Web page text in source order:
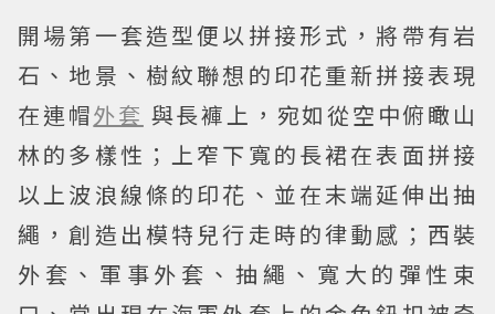
開場第一套造型便以拼接形式，將帶有岩
石、地景、樹紋聯想的印花重新拼接表現
在連帽外套 與長褲上，宛如從空中俯瞰山
林的多樣性；上窄下寬的長裙在表面拼接
以上波浪線條的印花、並在末端延伸出抽
繩，創造出模特兒行走時的律動感；西裝
外套、軍事外套、抽繩、寬大的彈性束